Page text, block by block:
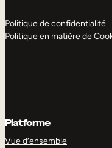
Politique de confidentialité
Politique en matière de
Platforme
Vue d’ensemble